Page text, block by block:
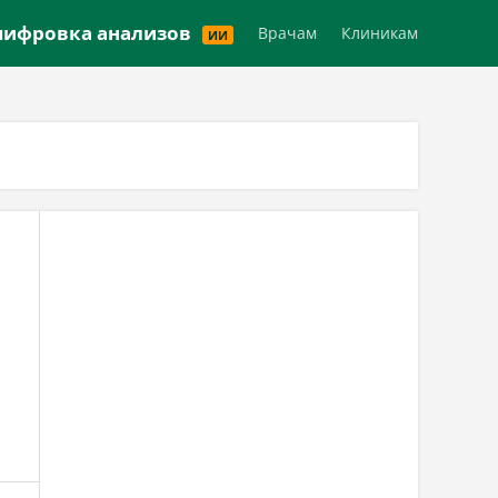
анализов ИИ Врачам Клиникам